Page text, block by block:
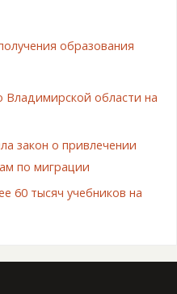
образования
области на
закон о привлечении
по миграции
60 тысяч учебников на